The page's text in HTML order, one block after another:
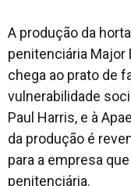
A produção da
penitenciária Major
chega ao prato de
vulnerabilidade
Paul Harris, e à
da produção é
para a empresa
penitenciária.